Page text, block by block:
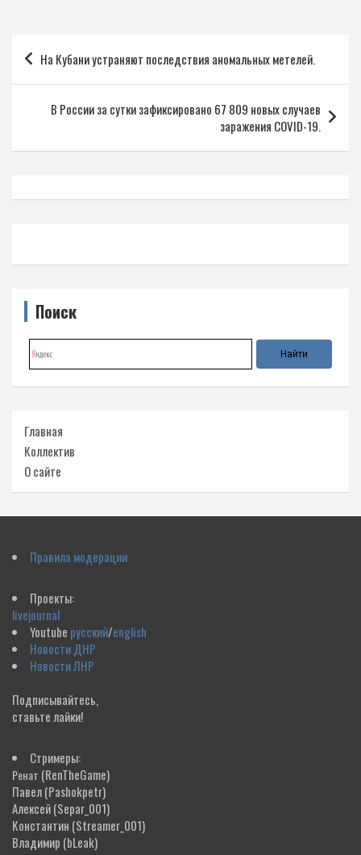
Навигация
по
записям
На Кубани устраняют последствия аномальных метелей.
В России за сутки зафиксировано 67 809 новых случаев
заражения COVID-19.
Поиск
Главная
Коллектив
О сайте
Правила модерации
Проекты:
livejournal
Youtube русский/english
Новости ДНР
Новости ЛНР
Подписывайтесь,
ставьте лайки!
Стримеры:
Ренат (RenTheGame)
Павел(Pashokpetr)
Алексей(Separ_001)
Константин (Streamer_001)
Владимир (bLeak)